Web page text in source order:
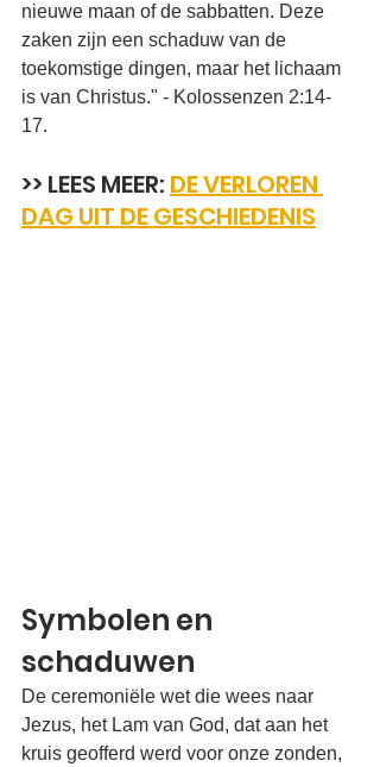
nieuwe maan of de sabbatten. Deze
zaken zijn een schaduw van de
toekomstige dingen, maar het lichaam
is van Christus." - Kolossenzen 2:14-
17.
>> LEES MEER: DE VERLOREN
DAG UIT DE GESCHIEDENIS
Symbolen en
schaduwen
De ceremoniële wet die wees naar
Jezus, het Lam van God, dat aan het
kruis geofferd werd voor onze zonden,